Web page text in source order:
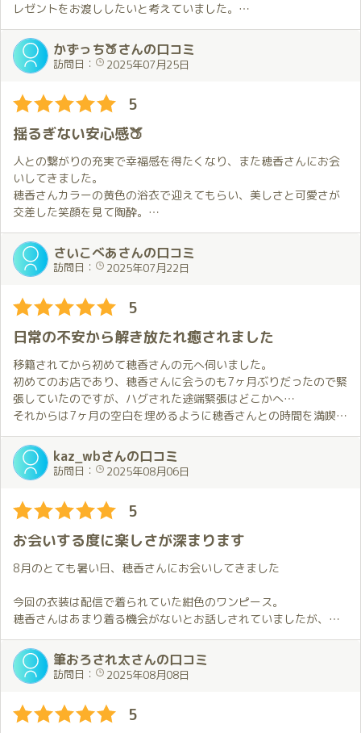
ようでいてしっかりと心に届く優しさでした。
しっとりとした雰囲気のドレスは先ほどまでの和の癒しとはまた
違った魅力があって、同じ「穂香さん」なのにまるで別人のよ
う。
そのギャップにドキッとさせられつつも、彼女の持つ多面的な魅
力を改めて感じることができました。
プレイが始まると穂香さんのもう一つの顔が垣間見えます。
普段のふんわりした癒し系の雰囲気とは違いどこか色っぽく柔ら
かな所作の中に秘めた艶やかさがふっと現れる瞬間があって、毎
回そのギャップに驚かされます。
本当は自分からも色々してみたいという気持ちもあるのですが、
穂香さんの心地良いリードにすっかり身を委ねてしまい気付けば
全てを任せてしまっている。
それでもどこか満たされている自分がいて、ただ穂香さんの隣に
いるだけでいい、そんな安心感に包まれるのです。
今回は出前ですが初めて本格的な食事を一緒に楽しむ事も出来ま
した。
とはいえ、隣同士で並んで肩が軽く触れる距離で食べながらの会
話はとても温かく、まるで長く付き合っている恋人との何気ない
時間のようでした。
あえて特別な事をしなくても、こうして隣で同じごはんを食べて
笑い合える時間こそが自分にとっては何より特別なのかもしれま
せん。
もうひとつ、今回印象に残ったのは初体験となった「膝枕での耳
かき」。
穂香さんの優しい手つきに身を任せている内に次第に意識がふわ
っと緩んで心地よさに包まれていきました。
こういう“プレイ”とは違う形の癒しがあるのも、穂香さんならで
はだと思います。
10回目という節目、お誕生月、穂香さんカラーの浴衣とドレス、
しさと色気のギャップ――すべてがそろった今回のひとときは、
今まででいちばん特別な思い出になりました。
これからも変わらず、穂香さんに会い続けたいと心から思ってい
ます。
穂香さんと過ごす時間は、ただ楽しいだけでなくどこか自分自身
をリセット出来る様な不思議な安心感があります。
もし気になっている方がいたら、ぜひ一度会いに行ってみてくだ
今日の衣装はメイドさん💕
仕事終わりの疲れた身体には最適だし、
日記で見たのがすごく可愛かったのでリクエストしたのですが、
これはすごかった✨
すごくかわいいし、予想してなかったセクシーさにビックリ😍
１度試してください。本当におすすめです💕
部屋に入ると「お疲れさま💕」という言葉とともに熱い抱擁。
疲れが飛ぶのを実感します。
そして、その後は二人の世界。
ほのかメイドに労ってもらい至福の時間でした✨
今回もいろいろなことをしてもらったなぁ☺️
疲れているのに元気にしてもらって、そしてスッキリ🎉
ほのかちゃんの誕生月のお祝いなのに、僕がお祝いされたみたい
にしあわせな気持ちに包まれました🎉
ほのかちゃんからのお返しは最高のおもてなし✨✨
このお返しは必ずさせていただきます✨😌✨
レゼントをお渡ししたいと考えていました。
何を贈るのが良いのかを決めることが難しくて最終的にはギフト
カードになりがちなのですが、今回は無事お渡しすることが出来
ました。
事前に教えてもらったお店でどれにするかを考える時間も楽し
く、お部屋に着いてお渡ししたときに穂香さんが喜んでくれたの
がとても嬉しかったです。
今回は一人で選んだのですが一緒に選ぶ機会があればいいなと思
います。
この日は夏らしく浴衣をリクエスト。
配信やSNSで拝見する衣装はどれも魅力的なのですが、その中で
最も気になっていた衣装です。
昨年は誕生月の期間限定衣装になっていたので誕生月には再度リ
クエストしたいとずっと考えていました。
少し条件があるものの今年もリクエスト出来るということでお願
いすることに。
昨年とは異なる色合いと雰囲気の浴衣が良く合っていて、笑顔で
迎えてくれた穂香さんがとても可愛かった…
お部屋に着いてプレゼントを渡した後は心待ちにしていた浴衣姿
の穂香さんとの時間。
浴衣恒例の楽しみ方に加えて、ちょっとした契機に新たな楽しみ
方を見つけてしまいました。穂香さんも快く応じてくれて、これ
がとても楽しかった。
浴衣姿の穂香さんにお会い出来ただけでも十分なのに新たな楽し
み方を知ったことでこの上なく幸せな気持ちに。
最初のハグから浴衣での対応までの時間が良すぎて、その後は少
し頭が回らなくなる程でした。
穂香さんとは何度もお会いしているにも関わらず、今でもお伺い
する度に楽しさが増している感じがします。
私にとって穂香さんとの時間は他では絶対に得られない本当に素
晴らしい特別な時間になっています。
穂香さんの誕生月のひとときを一緒に過ごすことが出来て、とて
も幸せです。
来年の誕生月が今から待ち遠しく思います。
次回穂香さんとお会いするのは8月の予定でその日を楽しみにして
います。
かずっち🍑さんの口コミ
訪問日： 2025年07月25日
5
揺るぎない安心感🍑
人との繋がりの充実で幸福感を得たくなり、また穂香さんにお会
いしてきました。
穂香さんカラーの黄色の浴衣で迎えてもらい、美しさと可愛さが
交差した笑顔を見て陶酔。
温かみのある雰囲気と穏やかな会話や個別に準備して聴かせてく
れる音楽で心がほぐれ、
美肌で魅力あるダイナミックボディでの丁寧なサービスで底なし
沼に落ちていくような感覚。
限られた時間いっぱい、優しくそっと癒しを与えてくれる穂香さ
んのサービスは絆を深めてくれるような揺るぎない安心感を与え
てくれます。
品質、サービス、クレンリネス、雰囲気（SQSA）が整う最高級の
お店と最高級人気姫、お値段以上の価値をいただけるような気が
しています。
プレイだけではなく心身ともに幸福感を得たい方にお勧めしたい
です。
さいこべあさんの口コミ
訪問日： 2025年07月22日
5
日常の不安から解き放たれ癒されました
移籍されてから初めて穂香さんの元へ伺いました。
初めてのお店であり、穂香さんに会うのも7ヶ月ぶりだったので緊
張していたのですが、ハグされた途端緊張はどこかへ…
それからは7ヶ月の空白を埋めるように穂香さんとの時間を満喫
し、あっという間に120分となりました。
2人で過ごす事ができるこの空間で優しさに包まれ、心も体も癒さ
れるこの時間が自分にとって特別でかけがえのないものであるこ
とを再確認する事ができた貴重な機会でもありました。
kaz_wbさんの口コミ
訪問日： 2025年08月06日
5
お会いする度に楽しさが深まります
8月のとても暑い日、穂香さんにお会いしてきました
今回の衣装は配信で着られていた紺色のワンピース。
穂香さんはあまり着る機会がないとお話しされていましたが、と
ても可愛かったです。
配信で見たときから考えていたことも叶えることが出来ました。
穂香さんがいつも気を利かせてくれるので想像よりも現実の方が
ずっと楽しいです。
予約の時間になり笑顔で迎えてくれた穂香さんと手を繋いでお話
筆おろされ太さんの口コミ
訪問日： 2025年08月08日
5